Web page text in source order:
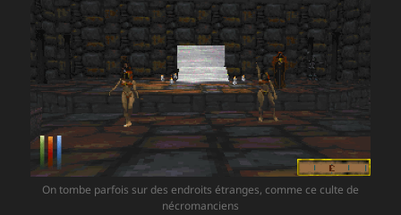
On tombe parfois sur des endroits étranges, comme ce culte de
nécromanciens